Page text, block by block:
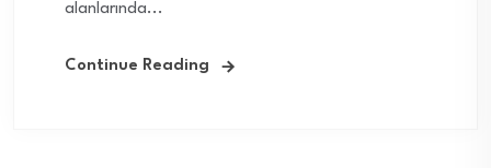
alanlarında...
Continue Reading